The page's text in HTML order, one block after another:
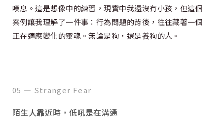
嘆息。這是想像中的練習，現實中我還沒有小孩，但這個
案例讓我理解了一件事：行為問題的背後，往往藏著一個
正在適應變化的靈魂。無論是狗，還是養狗的人。
05 — Stranger Fear
陌生人靠近時，低吼是在溝通